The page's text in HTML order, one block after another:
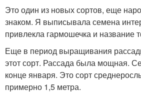
Это один из новых сортов, еще
знаком. Я выписывала семена
привлекла гармошечка и название
Еще в период выращивания
этот сорт. Рассада была мощная.
конце января. Это сорт
примерно 1,5 метра.